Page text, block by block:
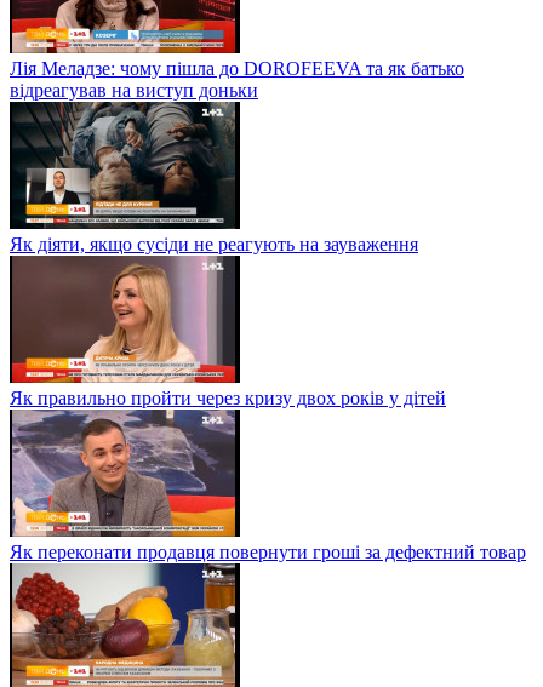
Лія Меладзе: чому пішла до DOROFEEVA та як батько
відреагував на виступ доньки
Як діяти, якщо сусіди не реагують на зауваження
Як правильно пройти через кризу двох років у дітей
Як переконати продавця повернути гроші за дефектний товар